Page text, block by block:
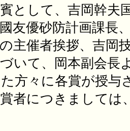
として、吉岡幹夫
友優砂防計画課長
主催者挨拶、吉岡
いて、岡本副会長
方々に各賞が授与
者につきましては